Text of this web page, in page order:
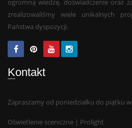
ogromną wiedzę, doświadczenie oraz
zrealizowaliśmy wiele unikalnych
Państwa dyspozycji.
Kontakt
Zapraszamy od poniedziałku do piątku w
Oświetlenie sceniczne | Prolight